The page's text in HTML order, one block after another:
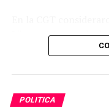
Libertad Avanza la
esa parte del
parlamentaria.
POLITICA